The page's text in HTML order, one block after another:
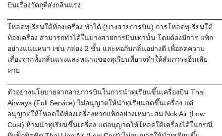
บินเรื่องวัตถุที่ส่งกลิ่นแรง
โหลดทุเรียนใต้ท้องเครื่อง ทำได้ (บางสายการบิน) การโหลดทุเรียนใต้
ท้องเครื่อง สามารถทำได้ในบางสายการบินเท่านั้น โดยต้องมีการ แพ็ก
อย่างแน่นหนา เช่น กล่อง 2 ชั้น และห่อกันกลิ่นอย่างดี เพื่อลดความ
เสี่ยงจากทั้งกลิ่นแรงและหนามของทุเรียนที่อาจทำให้สัมภาระอื่นเสีย
หาย
ตัวอย่างนโยบายจากสายการบินในการนำทุเรียนขึ้นเครื่องบิน Thai
Airways (Full Service):ไม่อนุญาตให้นำทุเรียนสดขึ้นเครื่อง แต่
อนุญาตให้โหลดใต้ท้องเครื่องหากแพ็กอย่างเหมาะสม Nok Air (Low
Cost):ห้ามนำทุเรียนขึ้นเครื่อง แต่อนุญาตให้โหลดใต้เครื่องได้ในกรณี